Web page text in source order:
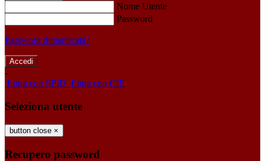
Nome Utente
Password
Password dimenticata?
-
Entra con SPID Entra con CIE
Seleziona utente
button close ×
Recupero password